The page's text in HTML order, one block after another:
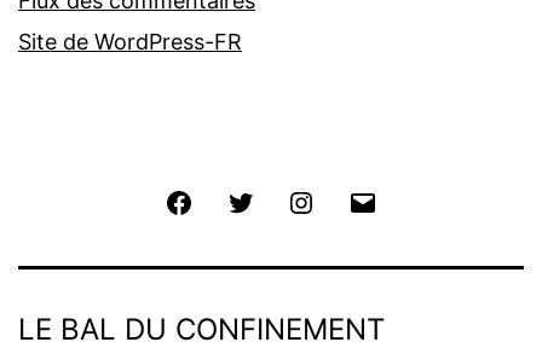
Site de WordPress-FR
FacebookTwitter Instagram
LE BAL DU CONFINEMENT